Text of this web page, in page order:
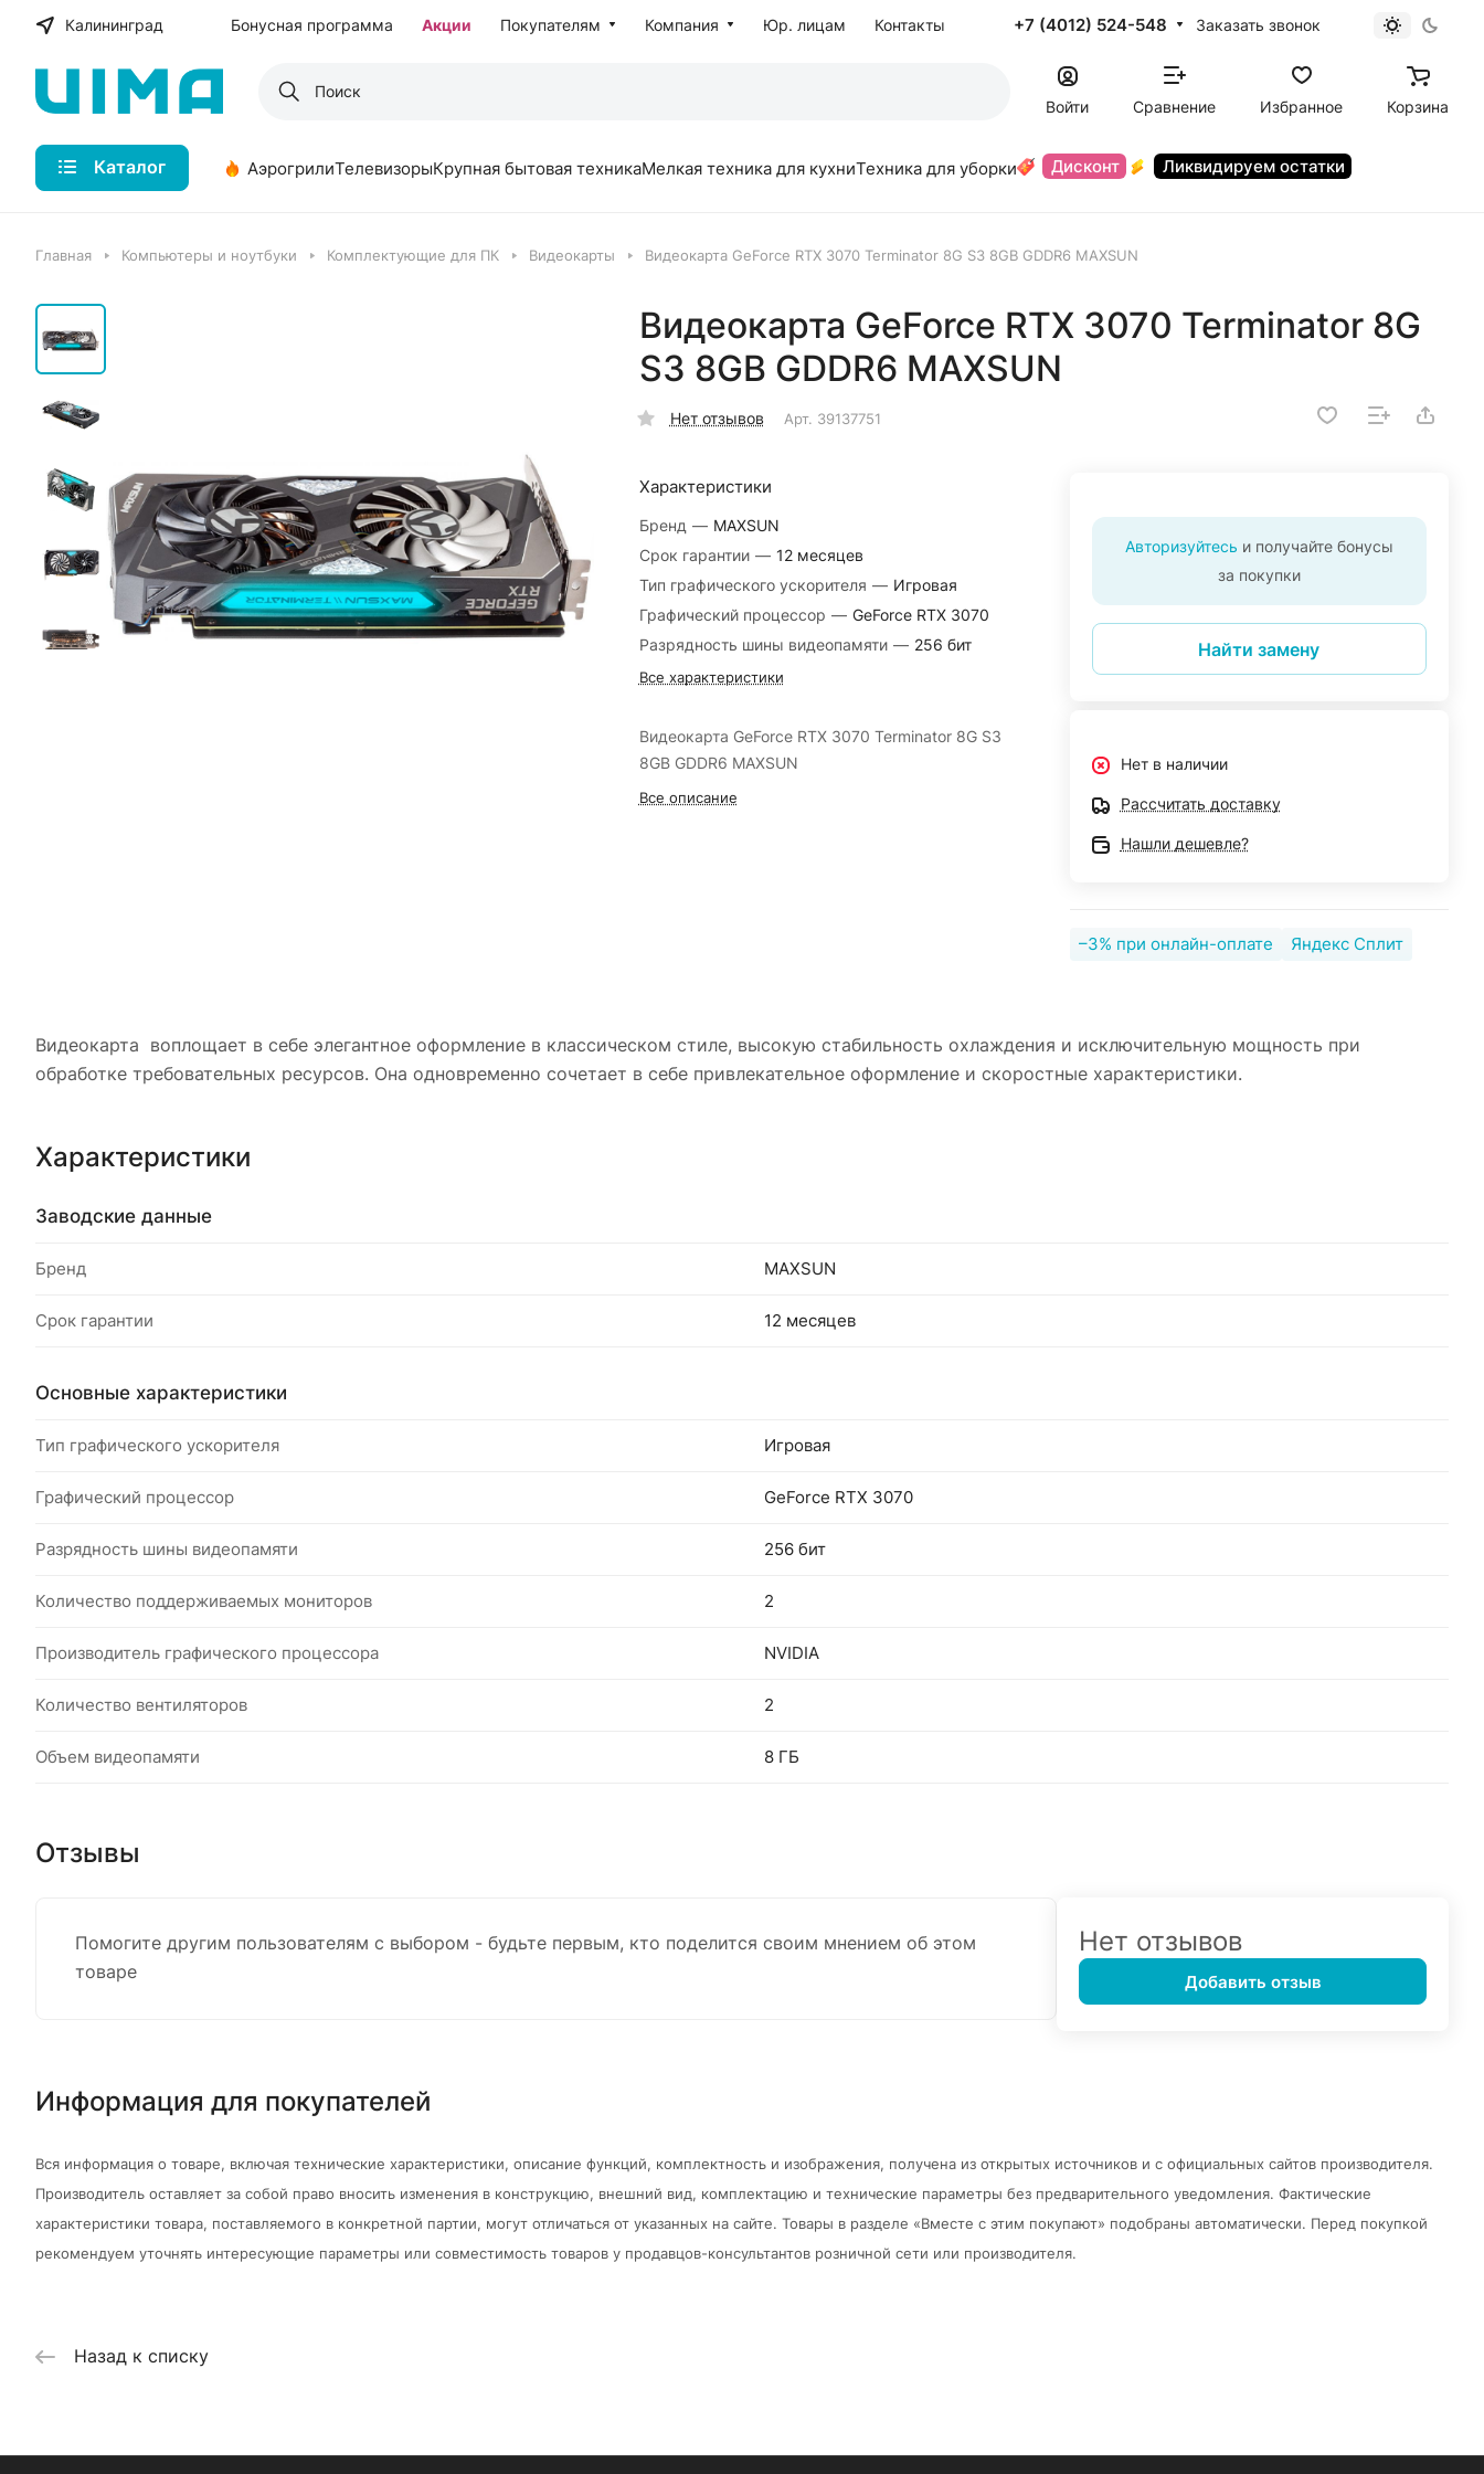
Калининград Бонусная программа Акции Покупателям Компания Юр. лицам Контакты +7 (4012) 524-548 Заказать звонок
Войти Сравнение Избранное Корзина
Каталог АэрогрилиТелевизорыКрупная бытовая техникаМелкая техника для кухниТехника для уборки Дисконт Ликвидируем остатки
Главная Компьютеры и ноутбуки Комплектующие для ПК Видеокарты Видеокарта GeForce RTX 3070 Terminator 8G S3 8GB GDDR6 MAXSUN
Видеокарта GeForce RTX 3070 Terminator 8G
S3 8GB GDDR6 MAXSUN
Нет отзывов Арт. 39137751
Характеристики
Бренд — MAXSUN
Срок гарантии — 12 месяцев
Тип графического ускорителя — Игровая
Графический процессор — GeForce RTX 3070
Разрядность шины видеопамяти — 256 бит
Все характеристики
Видеокарта GeForce RTX 3070 Terminator 8G S3
8GB GDDR6 MAXSUN
Все описание
Авторизуйтесь и получайте бонусы
за покупки
Найти замену
Нет в наличии
Рассчитать доставку
Нашли дешевле?
–3% при онлайн-оплате Яндекс Сплит
Видеокарта воплощает в себе элегантное оформление в классическом стиле, высокую стабильность охлаждения и исключительную мощность при
обработке требовательных ресурсов. Она одновременно сочетает в себе привлекательное оформление и скоростные характеристики.
Характеристики
Заводские данные
Бренд MAXSUN
Срок гарантии 12 месяцев
Основные характеристики
Тип графического ускорителя Игровая
Графический процессор GeForce RTX 3070
Разрядность шины видеопамяти 256 бит
Количество поддерживаемых мониторов 2
Производитель графического процессора NVIDIA
Количество вентиляторов 2
Объем видеопамяти 8 ГБ
Отзывы
Помогите другим пользователям с выбором - будьте первым, кто поделится своим мнением об этом
товаре
Нет отзывов
Добавить отзыв
Информация для покупателей
Вся информация о товаре, включая технические характеристики, описание функций, комплектность и изображения, получена из открытых источников и с официальных сайтов производителя.
Производитель оставляет за собой право вносить изменения в конструкцию, внешний вид, комплектацию и технические параметры без предварительного уведомления. Фактические
характеристики товара, поставляемого в конкретной партии, могут отличаться от указанных на сайте. Товары в разделе «Вместе с этим покупают» подобраны автоматически. Перед покупкой
рекомендуем уточнять интересующие параметры или совместимость товаров у продавцов-консультантов розничной сети или производителя.
Назад к списку